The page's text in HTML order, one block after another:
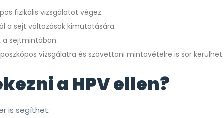
fizikális vizsgálatot végez.
a sejt változások kimutatására.
a sejtmintában.
vizsgálatra és szövettani mintavételre is sor kerülhet.
a HPV ellen?
is segíthet: